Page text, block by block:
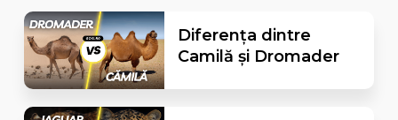
Diferența dintre
Camilă și Dromader